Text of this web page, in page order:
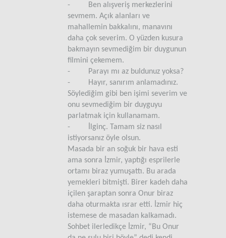
-
Ben alışveriş merkezlerini
sevmem. Açık alanları ve
mahallemin bakkalını, manavını
daha çok severim. O yüzden kusura
bakmayın sevmediğim bir duygunun
filmini çekemem.
-
Parayı mı az buldunuz yoksa?
-
Hayır, sanırım anlamadınız.
Söylediğim gibi ben işimi severim ve
onu sevmediğim bir duyguyu
parlatmak için kullanamam.
-
İlginç. Tamam siz nasıl
istiyorsanız öyle olsun.
Masada bir an soğuk bir hava esti
ama sonra İzmir, yaptığı esprilerle
ortamı biraz yumuşattı. Bu arada
yemekleri bitmişti. Birer kadeh daha
içilen şaraptan sonra Onur biraz
daha oturmakta ısrar etti. İzmir hiç
istemese de masadan kalkamadı.
Sohbet ilerledikçe İzmir, “Bu Onur